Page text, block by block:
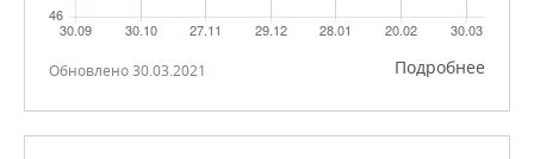
Обновлено 30.03.2021 Подробнее